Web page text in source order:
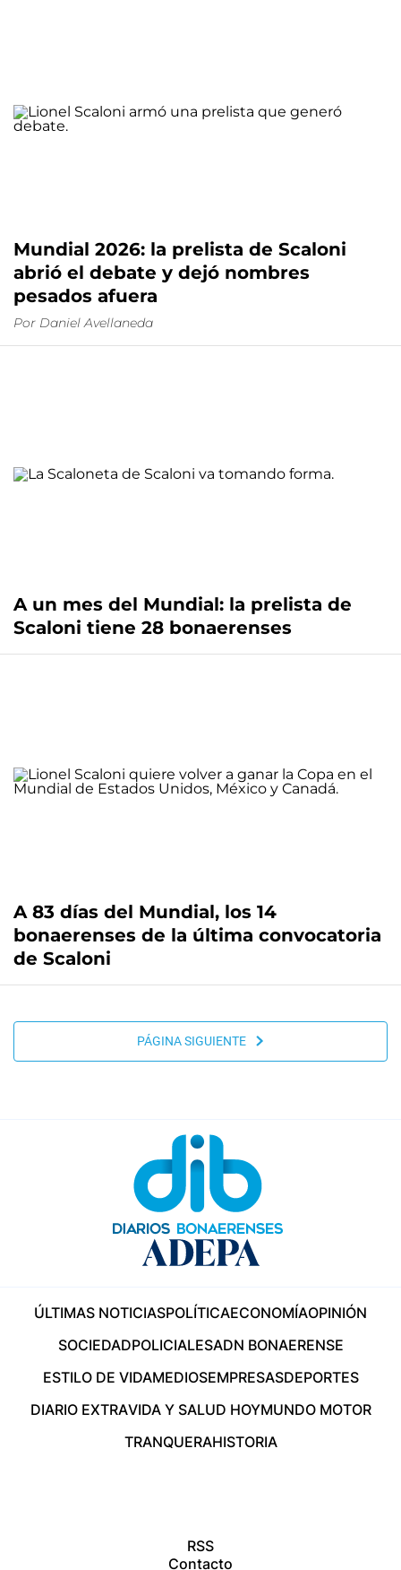
Mundial 2026: la prelista de Scaloni
abrió el debate y dejó nombres
pesados afuera
Por Daniel Avellaneda
A un mes del Mundial: la prelista de
Scaloni tiene 28 bonaerenses
A 83 días del Mundial, los 14
bonaerenses de la última convocatoria
de Scaloni
PÁGINA SIGUIENTE
ÚLTIMAS NOTICIASPOLÍTICAECONOMÍAOPINIÓN
SOCIEDADPOLICIALESADN BONAERENSE
ESTILO DE VIDAMEDIOSEMPRESASDEPORTES
DIARIO EXTRAVIDA Y SALUD HOYMUNDO MOTOR
TRANQUERAHISTORIA
RSS
Contacto